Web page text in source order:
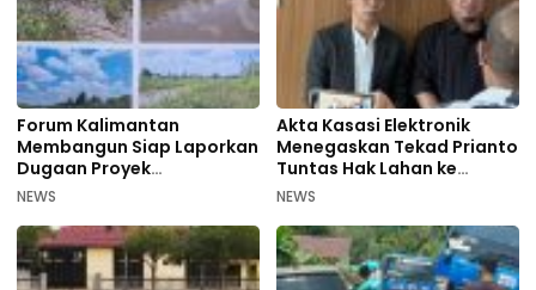
Forum Kalimantan
Membangun Siap Laporkan
Dugaan Proyek
Bermasalah PUPR Kalteng
NEWS
Akta Kasasi Elektronik
Menegaskan Tekad Prianto
Tuntas Hak Lahan ke
Mahkamah Agung
NEWS